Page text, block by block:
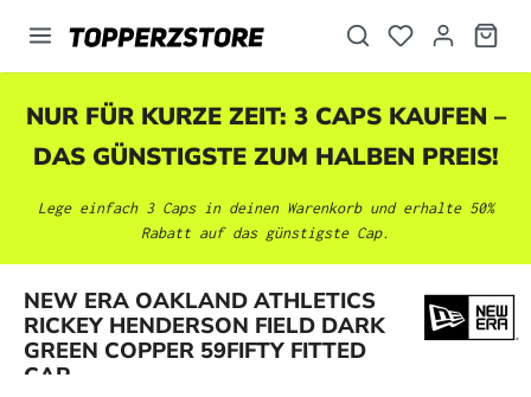
springen
NUR FÜR KURZE ZEIT: 3 CAPS KAUFEN –
DAS GÜNSTIGSTE ZUM HALBEN PREIS!
Lege einfach 3 Caps in deinen Warenkorb und erhalte 50%
Rabatt auf das günstigste Cap.
NEW ERA OAKLAND ATHLETICS
RICKEY HENDERSON FIELD DARK
GREEN COPPER 59FIFTY FITTED
CAP
Bildergalerie überspringen